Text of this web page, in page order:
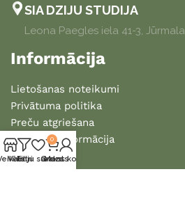
SIA DZIJU STUDIJA
Leona Paegles iela 41-3, Jūrmala
Informācija
Lietošanas noteikumi
Privātuma politika
Preču atgriešana
Piegādes informācija
Filtri
Vēlmju saraksts
0
Grozs
Mans konts